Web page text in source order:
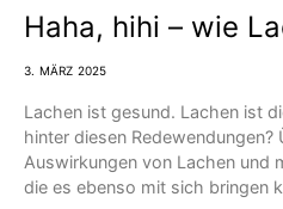
Haha, hihi – wie
3. MÄRZ 2025
Lachen ist gesund. Lachen ist
hinter diesen
Auswirkungen von Lachen und
die es ebenso mit sich bringen